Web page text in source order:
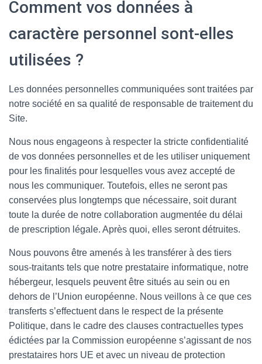
Comment vos données à
caractère personnel sont-elles
utilisées ?
Les données personnelles communiquées sont traitées par
notre société en sa qualité de responsable de traitement du
Site.
Nous nous engageons à respecter la stricte confidentialité
de vos données personnelles et de les utiliser uniquement
pour les finalités pour lesquelles vous avez accepté de
nous les communiquer. Toutefois, elles ne seront pas
conservées plus longtemps que nécessaire, soit durant
toute la durée de notre collaboration augmentée du délai
de prescription légale. Après quoi, elles seront détruites.
Nous pouvons être amenés à les transférer à des tiers
sous-traitants tels que notre prestataire informatique, notre
hébergeur, lesquels peuvent être situés au sein ou en
dehors de l’Union européenne. Nous veillons à ce que ces
transferts s’effectuent dans le respect de la présente
Politique, dans le cadre des clauses contractuelles types
édictées par la Commission européenne s’agissant de nos
prestataires hors UE et avec un niveau de protection